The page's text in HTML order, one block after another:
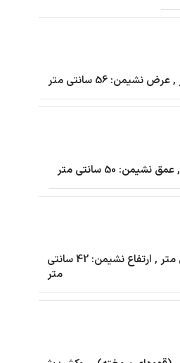
,عرض نشیمن: 56 سانتی متر
,عمق نشیمن: 50 سانتی متر
,
ارتفاع نشیمن: 42 سانتی
متر